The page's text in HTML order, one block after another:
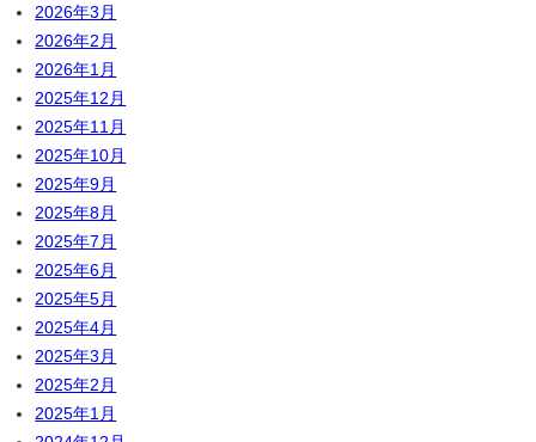
2026年3月
2026年2月
2026年1月
2025年12月
2025年11月
2025年10月
2025年9月
2025年8月
2025年7月
2025年6月
2025年5月
2025年4月
2025年3月
2025年2月
2025年1月